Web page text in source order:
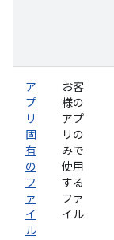
ア
プ
リ
固
有
の
フ
ァ
イ
ル
お客
様の
アプ
リの
みで
使用
する
ファ
イル